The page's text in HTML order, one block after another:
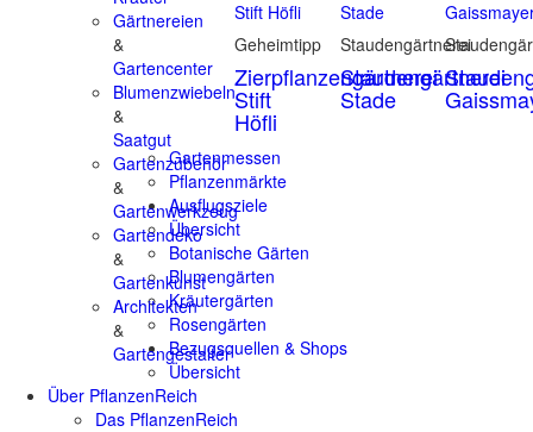
Gärtnereien
&
Gartencenter
Blumenzwiebeln
&
Saatgut
Gartenzubehör
&
Gartenwerkzeug
Gartendeko
&
Gartenkunst
Architekten
&
Gartengestalter
Geheimtipp
Zierpflanzengärtnerei
Stift
Höfli
Staudengärtnerei
Staudengärtnerei
Stade
Gartenmessen
Pflanzenmärkte
Ausflugsziele
Übersicht
Botanische Gärten
Blumengärten
Kräutergärten
Rosengärten
Bezugsquellen & Shops
Übersicht
Über PflanzenReich
Das PflanzenReich